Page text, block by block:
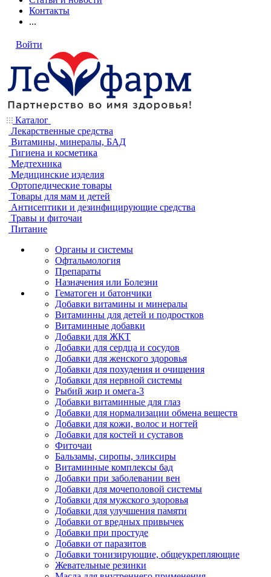
Контакты
...
Войти
Каталог
Лекарственные средства
Витамины, минералы, БАД
Гигиена и косметика
Медтехника
Медицинские изделия
Ортопедические товары
Товары для мам и детей
Антисептики и дезинфицирующие средства
Травы и фиточаи
Питание
Органы и системы
Офтальмология
Препараты
Назначения или Болезни
Гематоген и батончики
Добавки витамины и минералы
Витаминны для детей и подростков
Витаминные добавки
Добавки для ЖКТ
Добавки для сердца и сосудов
Добавки для женского здоровья
Добавки для похудения и очищения
Добавки для нервной системы
Рыбий жир и омега-3
Добавки витаминные для глаз
Добавки для нормализации обмена веществ
Добавки для кожи, волос и ногтей
Добавки для костей и суставов
Фиточаи
Бальзамы, сиропы, эликсиры
Витаминные комплексы бад
Добавки при заболевании вен
Добавки для мочеполовой системы
Добавки для мужского здоровья
Добавки для улучшения памяти
Добавки от вредных привычек
Добавки при простуде
Добавки от паразитов
Добавки тонизирующие, общеукрепляющие
Жевательные резинки